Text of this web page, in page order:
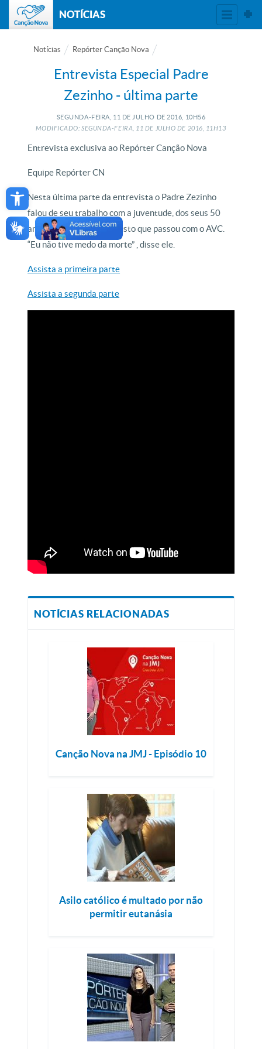
Open toolbar
NOTÍCIAS
Notícias Repórter Canção Nova
Entrevista Especial Padre
Zezinho - última parte
SEGUNDA-FEIRA, 11 DE JULHO DE 2016, 10H56
MODIFICADO: SEGUNDA-FEIRA, 11 DE JULHO DE 2016, 11H13
Entrevista exclusiva ao Repórter Canção Nova
Equipe Repórter CN
Nesta última parte da entrevista o Padre Zezinho
falou de seu trabalho com a juventude, dos seus 50
anos de sacerdócio e o susto que passou com o AVC.
“Eu não tive medo da morte” , disse ele.
Assista a primeira parte
Assista a segunda parte
NOTÍCIAS RELACIONADAS
Canção Nova na JMJ - Episódio 10
Asilo católico é multado por não
permitir eutanásia